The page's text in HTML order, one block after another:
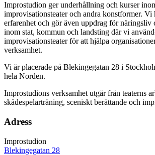
Improstudion ger underhållning och kurser
improvisationsteater och andra konstformer. Vi
erfarenhet och gör även uppdrag för näringsliv
inom stat, kommun och landsting där vi
improvisationsteater för att hjälpa
verksamhet.
Vi är placerade på Blekingegatan 28 i
hela Norden.
Improstudions verksamhet utgår från teaterns
skådespelarträning, sceniskt berättande och
Adress
Improstudion
Blekingegatan 28